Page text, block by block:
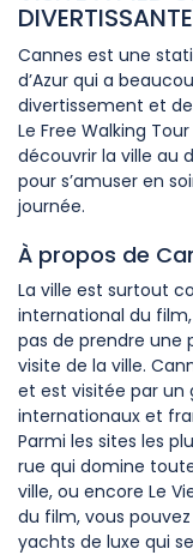
DIVERTISSANTE
Cannes est une
d’Azur qui a
divertissement et
Le Free Walking
découvrir la ville au
pour s’amuser en
journée.
À propos de
La ville est surtout
international du film,
pas de prendre une
visite de la ville.
et est visitée par un
internationaux et
Parmi les sites les
rue qui domine
ville, ou encore Le
du film, vous
yachts de luxe qui